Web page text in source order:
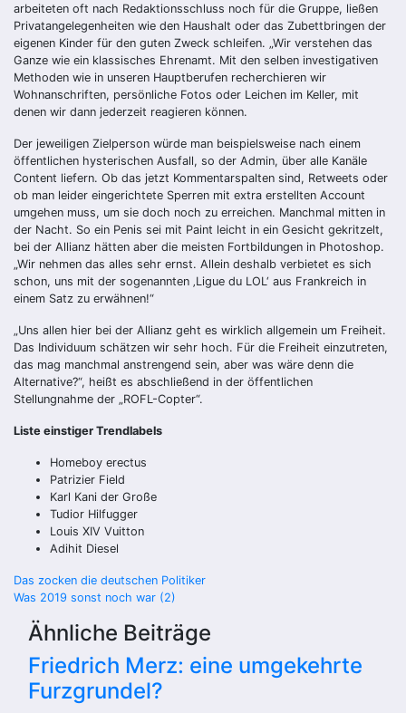
arbeiteten oft nach Redaktionsschluss noch für die Gruppe, ließen
Privatangelegenheiten wie den Haushalt oder das Zubettbringen der
eigenen Kinder für den guten Zweck schleifen. „Wir verstehen das
Ganze wie ein klassisches Ehrenamt. Mit den selben investigativen
Methoden wie in unseren Hauptberufen recherchieren wir
Wohnanschriften, persönliche Fotos oder Leichen im Keller, mit
denen wir dann jederzeit reagieren können.
Der jeweiligen Zielperson würde man beispielsweise nach einem
öffentlichen hysterischen Ausfall, so der Admin, über alle Kanäle
Content liefern. Ob das jetzt Kommentarspalten sind, Retweets oder
ob man leider eingerichtete Sperren mit extra erstellten Account
umgehen muss, um sie doch noch zu erreichen. Manchmal mitten in
der Nacht. So ein Penis sei mit Paint leicht in ein Gesicht gekritzelt,
bei der Allianz hätten aber die meisten Fortbildungen in Photoshop.
„Wir nehmen das alles sehr ernst. Allein deshalb verbietet es sich
schon, uns mit der sogenannten ‚Ligue du LOL‘ aus Frankreich in
einem Satz zu erwähnen!“
„Uns allen hier bei der Allianz geht es wirklich allgemein um Freiheit.
Das Individuum schätzen wir sehr hoch. Für die Freiheit einzutreten,
das mag manchmal anstrengend sein, aber was wäre denn die
Alternative?“, heißt es abschließend in der öffentlichen
Stellungnahme der „ROFL-Copter“.
Liste einstiger Trendlabels
Homeboy erectus
Patrizier Field
Karl Kani der Große
Tudior Hilfugger
Louis XIV Vuitton
Adihit Diesel
Beitragsnavigation
Das zocken die deutschen Politiker
Was 2019 sonst noch war (2)
Ähnliche Beiträge
Friedrich Merz: eine umgekehrte
Furzgrundel?